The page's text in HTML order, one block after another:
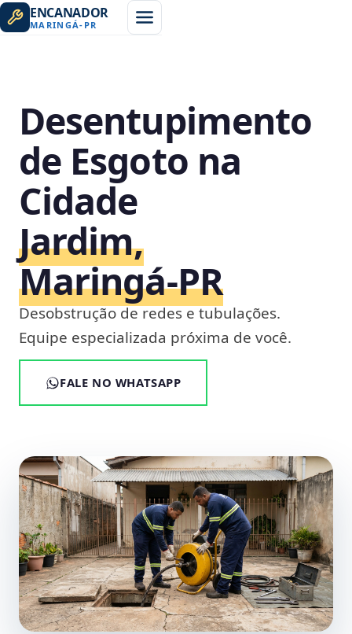
ENCANADOR
MARINGÁ- PR
Desentupimento
de Esgoto na
Cidade
Jardim,
Maringá‑PR
Desobstrução de redes e tubulações.
Equipe especializada próxima de você.
FALE NO WHATSAPP